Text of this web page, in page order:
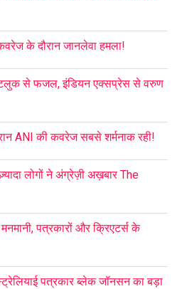
के दौरान जानलेवा हमला!
से फजल, इंडियन एक्सप्रेस से वरुण
ANI की कवरेज सबसे शर्मनाक रही!
लोगों ने अंग्रेज़ी अख़बार The
पत्रकारों और क्रिएटर्स के
पत्रकार ब्लेक जॉनसन का बड़ा